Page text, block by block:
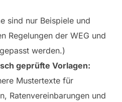
sind nur Beispiele und
Regelungen der WEG und
werden.)
geprüfte Vorlagen:
Mustertexte für
Ratenvereinbarungen und